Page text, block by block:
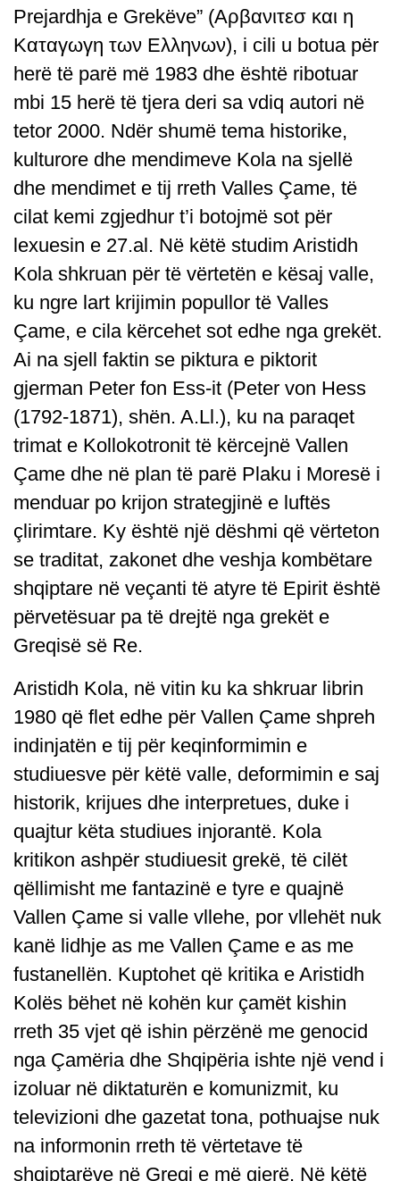
Prejardhja e Grekëve” (Αρβανιτεσ και η
Καταγωγη των Ελληνων), i cili u botua për
herë të parë më 1983 dhe është ribotuar
mbi 15 herë të tjera deri sa vdiq autori në
tetor 2000. Ndër shumë tema historike,
kulturore dhe mendimeve Kola na sjellë
dhe mendimet e tij rreth Valles Çame, të
cilat kemi zgjedhur t’i botojmë sot për
lexuesin e 27.al. Në këtë studim Aristidh
Kola shkruan për të vërtetën e kësaj valle,
ku ngre lart krijimin popullor të Valles
Çame, e cila kërcehet sot edhe nga grekët.
Ai na sjell faktin se piktura e piktorit
gjerman Peter fon Ess-it (Peter von Hess
(1792-1871), shën. A.Ll.), ku na paraqet
trimat e Kollokotronit të kërcejnë Vallen
Çame dhe në plan të parë Plaku i Moresë i
menduar po krijon strategjinë e luftës
çlirimtare. Ky është një dëshmi që vërteton
se traditat, zakonet dhe veshja kombëtare
shqiptare në veçanti të atyre të Epirit është
përvetësuar pa të drejtë nga grekët e
Greqisë së Re.
Aristidh Kola, në vitin ku ka shkruar librin
1980 që flet edhe për Vallen Çame shpreh
indinjatën e tij për keqinformimin e
studiuesve për këtë valle, deformimin e saj
historik, krijues dhe interpretues, duke i
quajtur këta studiues injorantë. Kola
kritikon ashpër studiuesit grekë, të cilët
qëllimisht me fantazinë e tyre e quajnë
Vallen Çame si valle vllehe, por vllehët nuk
kanë lidhje as me Vallen Çame e as me
fustanellën. Kuptohet që kritika e Aristidh
Kolës bëhet në kohën kur çamët kishin
rreth 35 vjet që ishin përzënë me genocid
nga Çamëria dhe Shqipëria ishte një vend i
izoluar në diktaturën e komunizmit, ku
televizioni dhe gazetat tona, pothuajse nuk
na informonin rreth të vërtetave të
shqiptarëve në Greqi e më gjerë. Në këtë